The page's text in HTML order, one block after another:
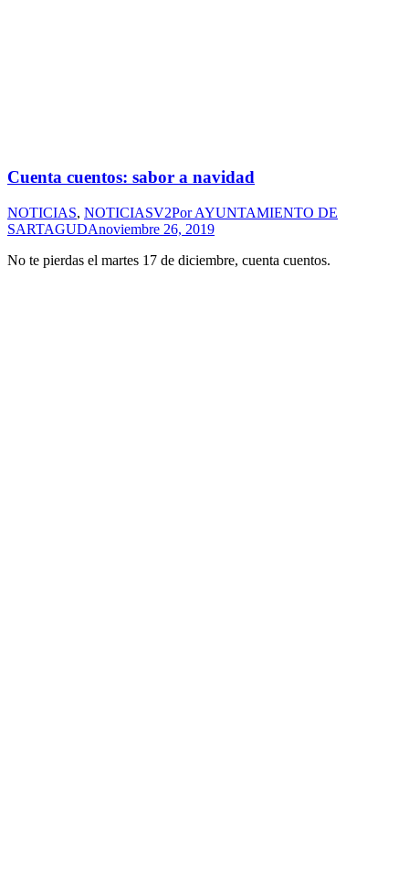
Cuenta cuentos: sabor a navidad
NOTICIAS, NOTICIASV2PorAYUNTAMIENTO DE
SARTAGUDAnoviembre 26, 2019
No te pierdas el martes 17 de diciembre, cuenta cuentos.